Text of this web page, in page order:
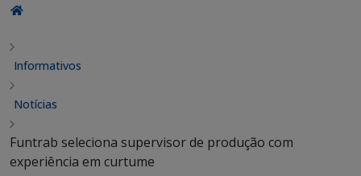
Informativos
Notícias
Funtrab seleciona supervisor de produção com
experiência em curtume